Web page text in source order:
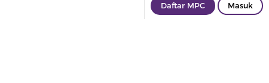
Daftar MPC Masuk